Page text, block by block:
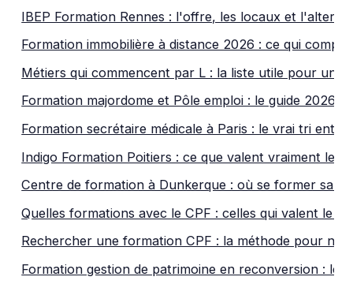
IBEP Formation Rennes : l'offre, les locaux et
Formation immobilière à distance 2026 : ce qui
Métiers qui commencent par L : la liste utile pour une
Formation majordome et Pôle emploi : le guide 2026
Formation secrétaire médicale à Paris : le vrai tri entre
Indigo Formation Poitiers : ce que valent vraiment
Centre de formation à Dunkerque : où se former
Quelles formations avec le CPF : celles qui valent le
Rechercher une formation CPF : la méthode pour ne
Formation gestion de patrimoine en reconversion : le